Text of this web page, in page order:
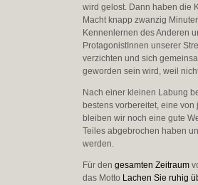
wird gelost. Dann haben die
Macht knapp zwanzig
Kennenlernen des Anderen
ProtagonistInnen unserer
verzichten und sich
geworden sein wird, weil
Nach einer kleinen Labung
bestens vorbereitet, eine
bleiben wir noch eine gute
Teiles abgebrochen haben
werden.
Für dengesamten Zeitraum
das Motto Lachen Sie ruhig